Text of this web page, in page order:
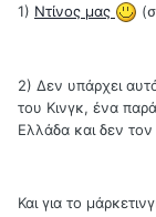
1) Ντίνος μας
2) Δεν υπάρχει
του Κινγκ, ένα
Ελλάδα και δεν
Και για το